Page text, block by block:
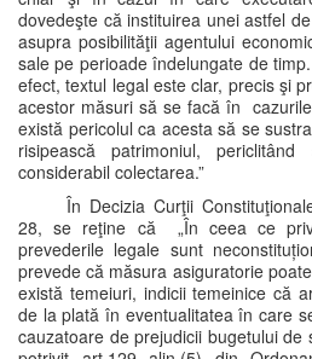
dovedeşte că instituirea unei astfel
asupra posibilităţii agentului
sale pe perioade îndelungate de
efect, textul legal este clar, precis şi
acestor măsuri să se facă în
există pericolul ca acesta să se
risipească patrimoniul,
considerabil colectarea.”
În Decizia Curţii
28, se reţine că „În ceea ce
prevederile legale sunt
prevede că măsura asiguratorie
există temeiuri, indicii temeinice că
de la plată în eventualitatea în care
cauzatoare de prejudicii bugetului de